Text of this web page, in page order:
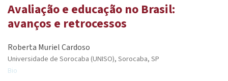
Avaliação e educação no Brasil:
avanços e retrocessos
Roberta Muriel Cardoso
Universidade de Sorocaba (UNISO), Sorocaba, SP
Bio